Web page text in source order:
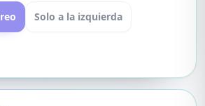
Solo a la izquierda